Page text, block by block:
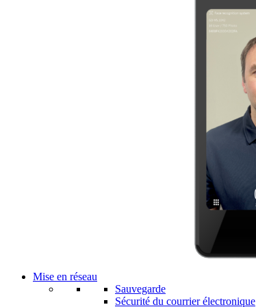
Mise en réseau
Sauvegarde
Sécurité du courrier électronique